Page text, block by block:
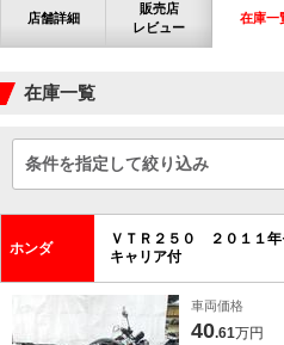
店舗詳細
販売店
レビュー
在庫一
在庫一覧
条件を指定して絞り込み
ホンダ
ＶＴＲ２５０ ２０１１
キャリア付
車両価格
40.61万円